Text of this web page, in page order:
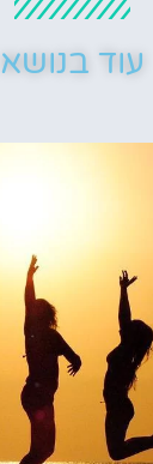
עוד בנושא